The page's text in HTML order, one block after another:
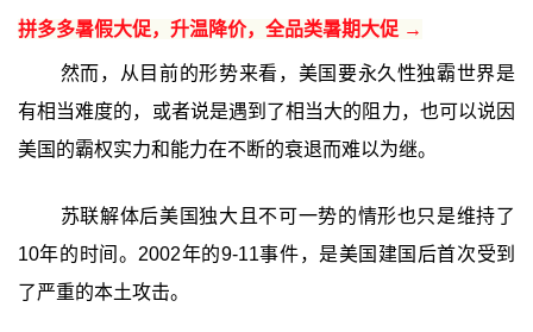
拼多多暑假大促，升温降价，全品类暑期大促 →
然而，从目前的形势来看，美国要永久性独霸世界是
有相当难度的，或者说是遇到了相当大的阻力，也可以说因
美国的霸权实力和能力在不断的衰退而难以为继。
苏联解体后美国独大且不可一势的情形也只是维持了
10年的时间。2002年的9-11事件，是美国建国后首次受到
了严重的本土攻击。